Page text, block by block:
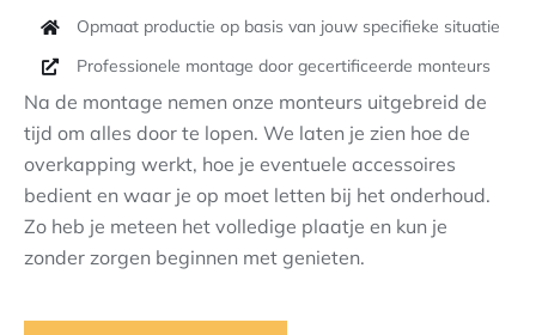
Opmaat productie op basis van jouw specifieke situatie
Professionele montage door gecertificeerde monteurs
Na de montage nemen onze monteurs uitgebreid de
tijd om alles door te lopen. We laten je zien hoe de
overkapping werkt, hoe je eventuele accessoires
bedient en waar je op moet letten bij het onderhoud.
Zo heb je meteen het volledige plaatje en kun je
zonder zorgen beginnen met genieten.